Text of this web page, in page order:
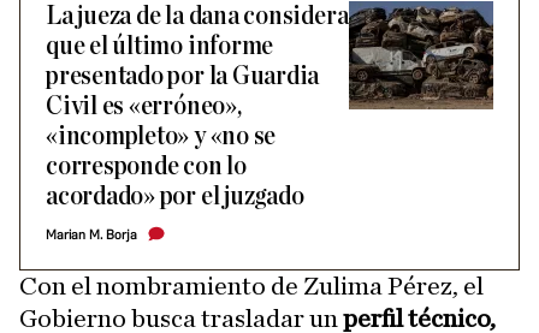
La jueza de la dana considera
que el último informe
presentado por la Guardia
Civil es «erróneo»,
«incompleto» y «no se
corresponde con lo
acordado» por el juzgado
Marian M. Borja
Con el nombramiento de Zulima Pérez, el
Gobierno busca trasladar un perfil técnico,